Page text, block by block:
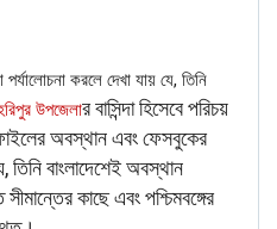
করলে দেখা যায় যে, তিনি
উপজেলার বাসিন্দা হিসেবে পরিচয়
অবস্থান এবং ফেসবুকের
বাংলাদেশেই অবস্থান
কাছে এবং পশ্চিমবঙ্গের